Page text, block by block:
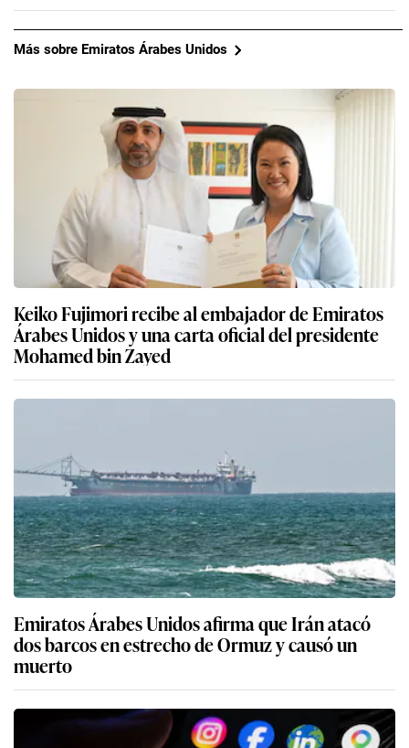
Más sobre Emiratos Árabes Unidos
Keiko Fujimori recibe al embajador de Emiratos
Árabes Unidos y una carta oficial del presidente
Mohamed bin Zayed
Emiratos Árabes Unidos afirma que Irán atacó
dos barcos en estrecho de Ormuz y causó un
muerto